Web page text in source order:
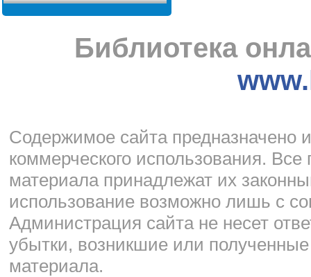
Библиотека
Cодержимое сайта предназначено
коммерческого использования.
материала принадлежат их
использование возможно лишь с
Администрация сайта не несет
убытки, возникшие или
материала.